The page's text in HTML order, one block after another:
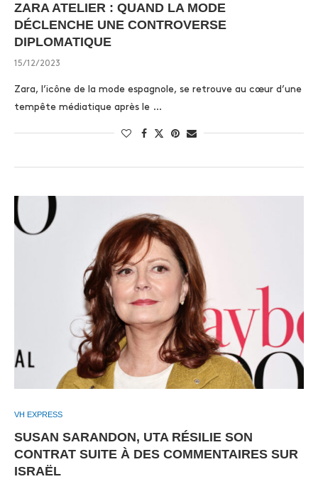
ZARA ATELIER : QUAND LA MODE
DÉCLENCHE UNE CONTROVERSE
DIPLOMATIQUE
15/12/2023
Zara, l’icône de la mode espagnole, se retrouve au cœur d’une
tempête médiatique après le …
VH EXPRESS
SUSAN SARANDON, UTA RÉSILIE SON
CONTRAT SUITE À DES COMMENTAIRES SUR
ISRAËL